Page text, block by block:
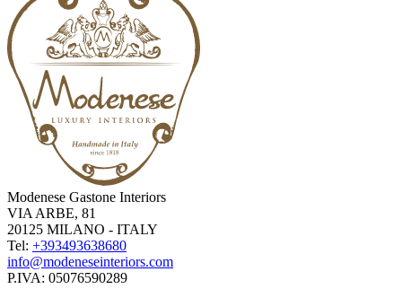
Modenese Gastone Interiors
VIA ARBE, 81
20125 MILANO - ITALY
Tel: +393493638680
info@modeneseinteriors.com
P.IVA: 05076590289